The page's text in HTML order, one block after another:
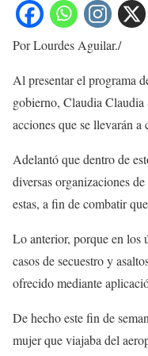
Por Lourdes Aguilar./
Al presentar el programa
gobierno, Claudia
acciones que se llevarán
Adelantó que dentro de
diversas organizaciones
estas, a fin de combatir
Lo anterior, porque en los
casos de secuestro y
ofrecido mediante
De hecho este fin de
mujer que viajaba del